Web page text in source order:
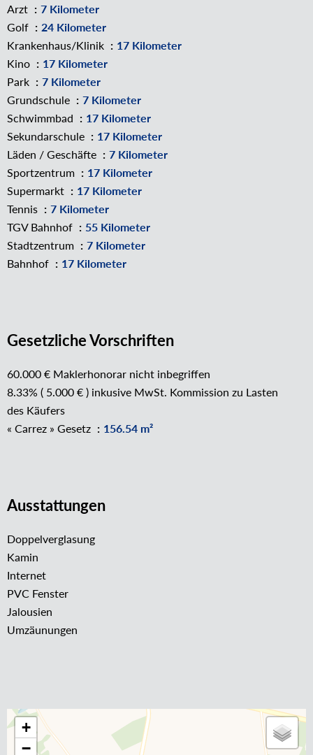
Arzt
7 Kilometer
Golf
24 Kilometer
Krankenhaus/Klinik
17 Kilometer
Kino
17 Kilometer
Park
7 Kilometer
Grundschule
7 Kilometer
Schwimmbad
17 Kilometer
Sekundarschule
17 Kilometer
Läden / Geschäfte
7 Kilometer
Sportzentrum
17 Kilometer
Supermarkt
17 Kilometer
Tennis
7 Kilometer
TGV Bahnhof
55 Kilometer
Stadtzentrum
7 Kilometer
Bahnhof
17 Kilometer
Gesetzliche Vorschriften
60.000 € Maklerhonorar nicht inbegriffen
8.33% ( 5.000 € ) inkusive MwSt. Kommission zu Lasten
des Käufers
« Carrez » Gesetz
156.54 m²
Ausstattungen
Doppelverglasung
Kamin
Internet
PVC Fenster
Jalousien
Umzäunungen
+
−